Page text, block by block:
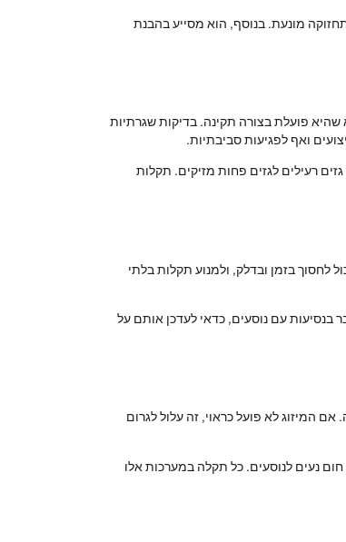
מונעת. בנוסף, הוא מסייע בהבנת
שהיא פועלת בצורה תקינה. בדיקות שגרתיות
ואף לפגיעות סביבתיות.
רעילים לגזים פחות מזיקים. תקלות
לחסוך בזמן ובדלק, ולמנוע תקלות בלתי
בנסיעות עם נוסעים, כדאי לעדכן אותם על
המיזוג לא פועל כראוי, זה עלול לגרום
נעים לנוסעים. כל תקלה במערכות אלו